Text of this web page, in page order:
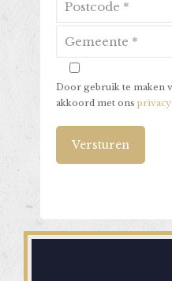
Door gebruik te maken
akkoord met ons